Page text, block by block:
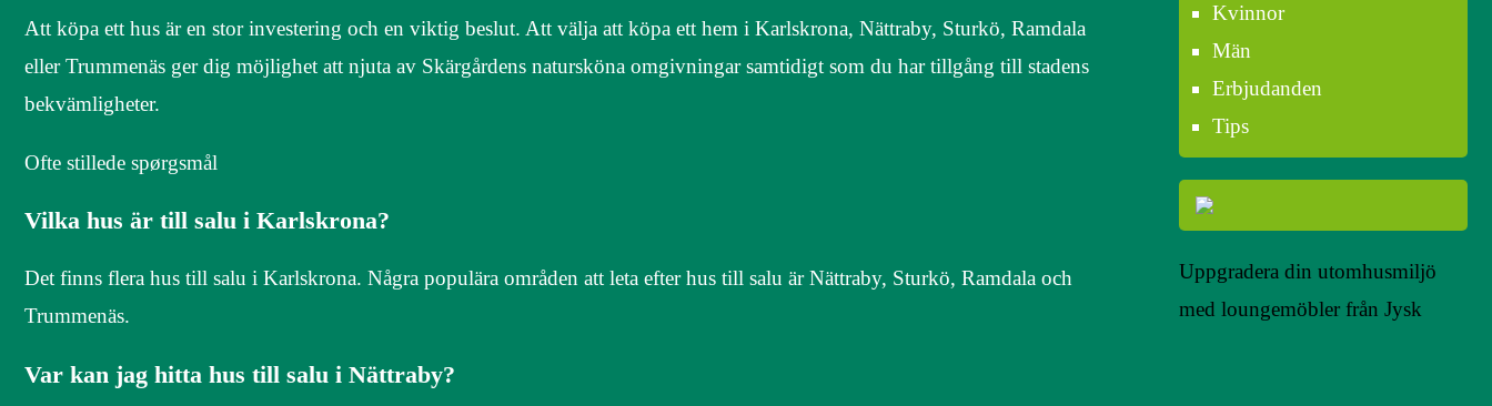
Att köpa ett hus är en stor investering och en viktig beslut. Att välja att köpa ett hem i Karlskrona, Nättraby, Sturkö, Ramdala
eller Trummenäs ger dig möjlighet att njuta av Skärgårdens natursköna omgivningar samtidigt som du har tillgång till stadens
bekvämligheter.
Ofte stillede spørgsmål
Vilka hus är till salu i Karlskrona?
Det finns flera hus till salu i Karlskrona. Några populära områden att leta efter hus till salu är Nättraby, Sturkö, Ramdala och
Trummenäs.
Var kan jag hitta hus till salu i Nättraby?
Kvinnor
Män
Erbjudanden
Tips
Uppgradera din utomhusmiljö
med loungemöbler från Jysk